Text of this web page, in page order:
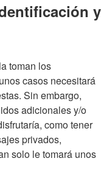
y
toman los
casos necesitará
Sin embargo,
adicionales y/o
como tener
privados,
solo le tomará unos